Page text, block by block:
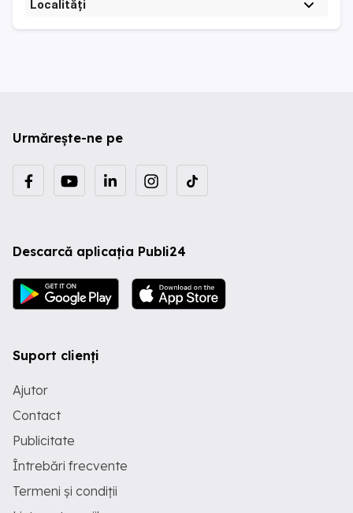
Localități
Urmărește-ne pe
Descarcă aplicația Publi24
Suport clienți
Ajutor
Contact
Publicitate
Întrebări frecvente
Termeni și condiții